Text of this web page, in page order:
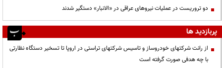
دو تروریست در عملیات نیروهای عراقی در «الانبار» دستگیر شدند
پربازدید ها
از رانت‌ شرکتهای خودروساز و تاسیس شرکتهای تراستی در اروپا تا تسخیر دستگاه نظارتی
با چه هدفی صورت گرفته است